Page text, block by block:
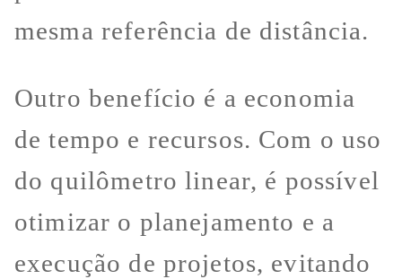
mesma referência de distância.
Outro benefício é a economia
de tempo e recursos. Com o uso
do quilômetro linear, é possível
otimizar o planejamento e a
execução de projetos, evitando